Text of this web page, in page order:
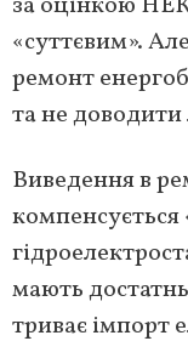
«суттєвим».
ремонт
та не
Виведення в
мають
триває імпорт